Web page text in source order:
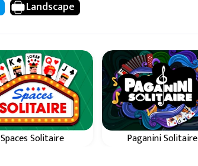
Landscape
Spaces Solitaire Paganini Solitaire